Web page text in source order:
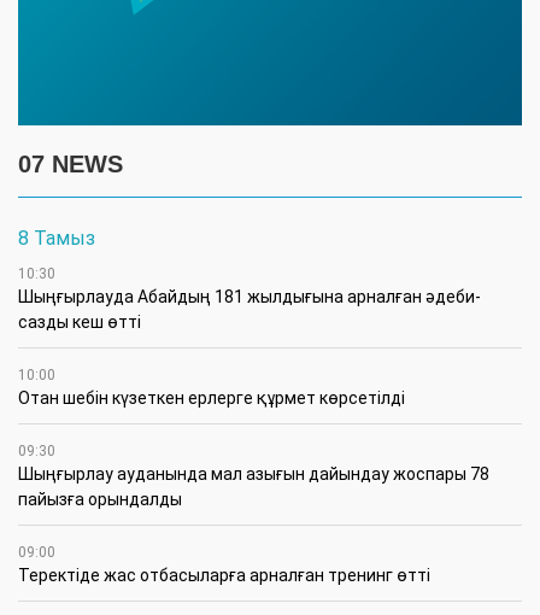
07 NEWS
8 Тамыз
10:30
Шыңғырлауда Абайдың 181 жылдығына арналған әдеби-
сазды кеш өтті
10:00
Отан шебін күзеткен ерлерге құрмет көрсетілді
09:30
​Шыңғырлау ауданында мал азығын дайындау жоспары 78
пайызға орындалды
09:00
​Теректіде жас отбасыларға арналған тренинг өтті